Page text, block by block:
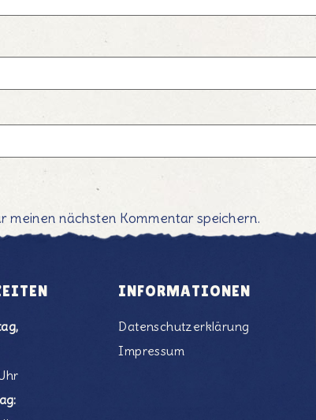
meinen nächsten Kommentar speichern.
INFORMATIONEN
Datenschutzerklärung
Impressum